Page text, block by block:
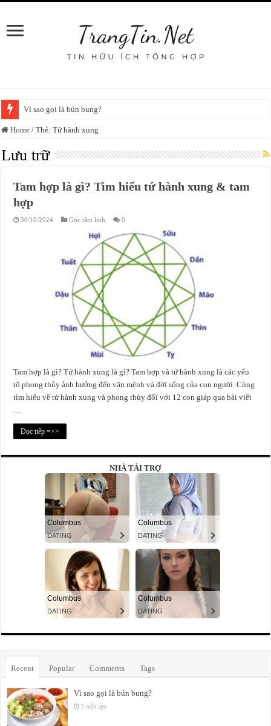
Vì sao gọi là bún bung?
Home / Thẻ:Tứ hành xung
Lưu trữ
Tam hợp là gì? Tìm hiểu tứ hành xung & tam
hợp
30/10/2024 Góc tâm linh 0
Tam hợp là gì? Tứ hành xung là gì? Tam hợp và tứ hành xung là các yếu
tố phong thủy ảnh hưởng đến vận mệnh và đời sống của con người. Cùng
tìm hiểu về tứ hành xung và phong thủy đối với 12 con giáp qua bài viết
Đọc tiếp =>>
NHÀ TÀI TRỢ
Recent Popular Comments Tags
Vì sao gọi là bún bung?
2 tuần ago